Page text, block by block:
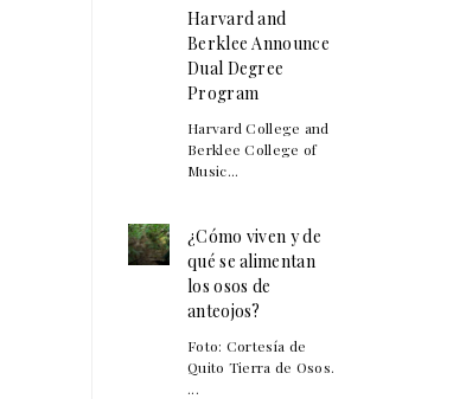
Harvard and
Berklee Announce
Dual Degree
Program
Harvard College and
Berklee College of
Music...
¿Cómo viven y de
qué se alimentan
los osos de
anteojos?
Foto: Cortesía de
Quito Tierra de Osos.
...